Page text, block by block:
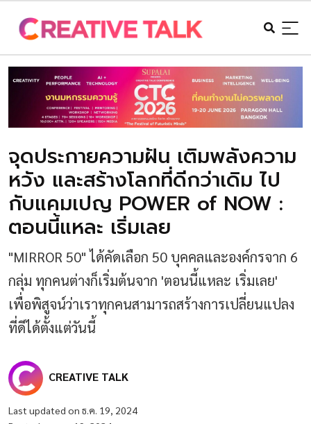
จุดประกายความฝัน เติมพลังความ
หวัง และสร้างโลกที่ดีกว่าเดิม ไป
กับแคมเปญ POWER of NOW :
ตอนนี้แหละ เริ่มเลย
"MIRROR 50" ได้คัดเลือก 50 บุคคลและองค์กรจาก 6
กลุ่ม ทุกคนต่างก็เริ่มต้นจาก 'ตอนนี้แหละ เริ่มเลย'
เพื่อพิสูจน์ว่าเราทุกคนสามารถสร้างการเปลี่ยนแปลง
ที่ดีได้ตั้งแต่วันนี้
CREATIVE TALK
Last updated on ธ.ค. 19, 2024